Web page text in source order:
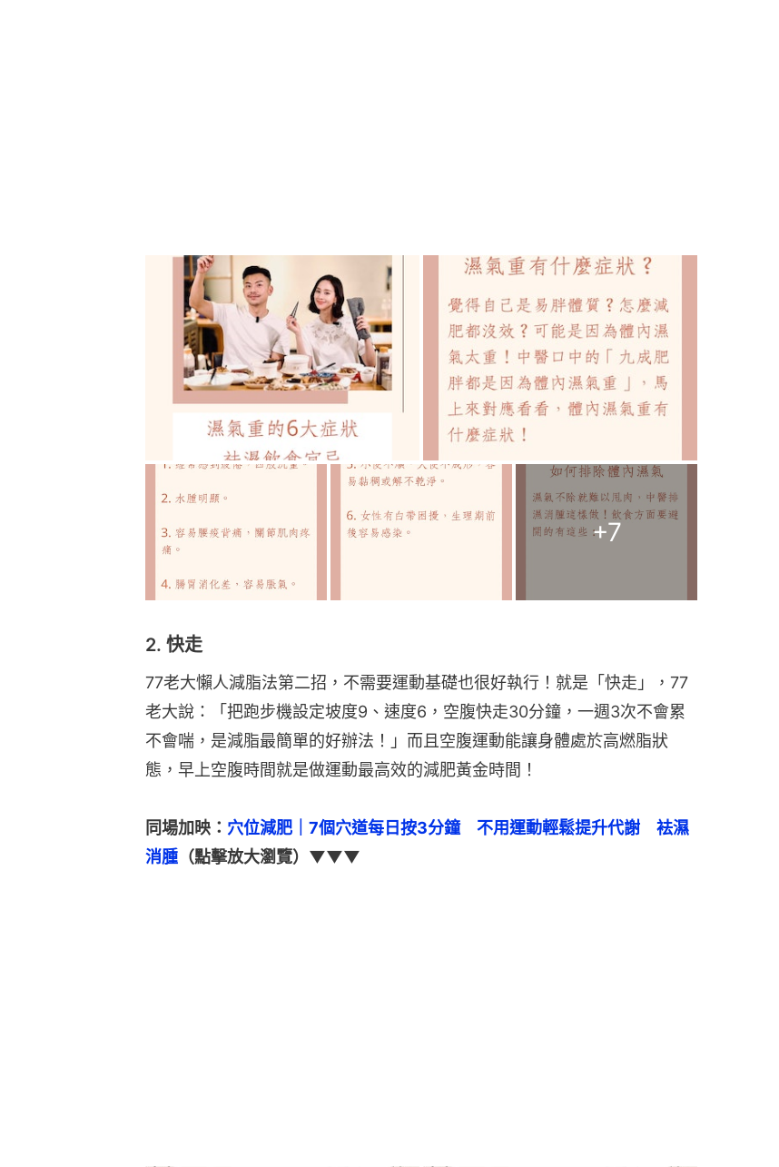
+7
2. 快走
77老大懶人減脂法第二招，不需要運動基礎也很好執行！就是「快走」，77
老大說：「把跑步機設定坡度9、速度6，空腹快走30分鐘，一週3次不會累
不會喘，是減脂最簡單的好辦法！」而且空腹運動能讓身體處於高燃脂狀
態，早上空腹時間就是做運動最高效的減肥黃金時間！
同場加映： 穴位減肥｜7個穴道每日按3分鐘　不用運動輕鬆提升代謝　袪濕
消腫 （點擊放大瀏覽）▼▼▼